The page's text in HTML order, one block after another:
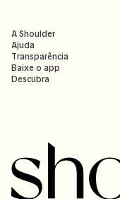
A Shoulder
Ajuda
Transparência
Baixe o app
Descubra